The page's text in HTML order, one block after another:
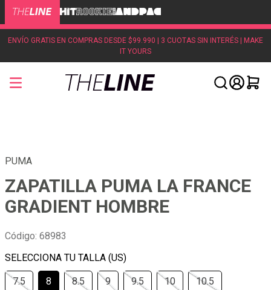
ENVÍO GRATIS EN COMPRAS DESDE $99.990 | 3 CUOTAS SIN INTERÉS | MAKE
IT YOURS
PUMA
ZAPATILLA PUMA LA FRANCE
GRADIENT HOMBRE
Código: 68983
7.5 8 8.5 9 9.5 10 10.5